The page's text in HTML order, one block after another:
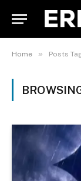
Home » Posts